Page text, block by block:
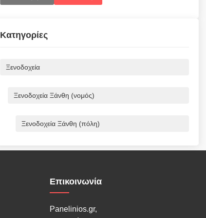
Κατηγορίες
Ξενοδοχεία
Ξενοδοχεία Ξάνθη (νομός)
Ξενοδοχεία Ξάνθη (πόλη)
Επικοινωνία
Panelinios.gr,